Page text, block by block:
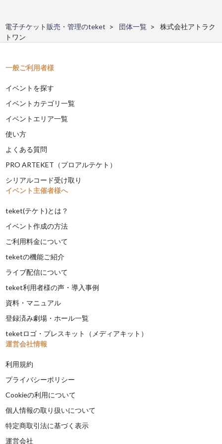
電子チケット販売・管理のteket 団体一覧
株式会社アトラク
トワン
一般ご利用者様
イベントを探す
イベントカテゴリ一覧
イベントエリア一覧
使い方
よくある質問
PRO ARTEKET（プロアルテケト）
シリアルコード受け取り
イベント主催者様へ
teket(テケト)とは？
イベント作成の方法
ご利用料金について
teketの機能ご紹介
ライブ配信について
teket利用者様の声・導入事例
資料・マニュアル
登録済み劇場・ホール一覧
teketロゴ・プレスキット（メディアキット）
運営会社情報
利用規約
プライバシーポリシー
Cookieの利用について
個人情報の取り扱いについて
特定商取引法に基づく表示
運営会社